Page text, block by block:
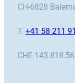
CH-6828
T. +41 58 211
CHE-